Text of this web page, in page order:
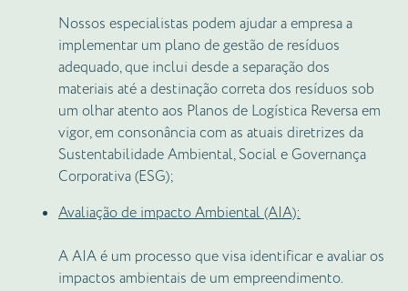
Nossos especialistas podem ajudar a empresa a
implementar um plano de gestão de resíduos
adequado, que inclui desde a separação dos
materiais até a destinação correta dos resíduos sob
um olhar atento aos Planos de Logística Reversa em
vigor, em consonância com as atuais diretrizes da
Sustentabilidade Ambiental, Social e Governança
Corporativa (ESG);
Avaliação de impacto Ambiental (AIA):
A AIA é um processo que visa identificar e avaliar os
impactos ambientais de um empreendimento.